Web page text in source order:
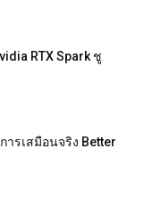
RTX Spark ชู
รเสมือนจริง Better